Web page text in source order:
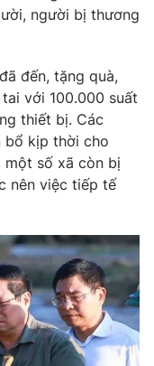
người bị thương
đến, tặng quà,
với 100.000 suất
thiết bị. Các
bổ kịp thời cho
một số xã còn bị
nên việc tiếp tế